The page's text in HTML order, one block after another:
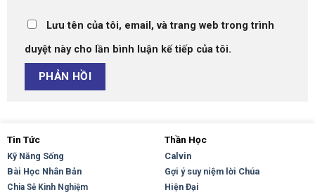
Lưu tên của tôi, email, và trang web trong trình
duyệt này cho lần bình luận kế tiếp của tôi.
Tin Tức
Kỹ Năng Sống
Bài Học Nhân Bản
Chia Sẻ Kinh Nghiệm
Thần Học
Calvin
Gợi ý suy niệm lời Chúa
Hiện Đại